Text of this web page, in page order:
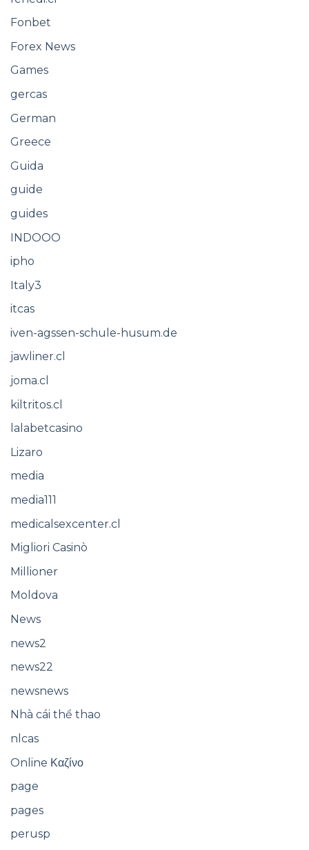
Fonbet
Forex News
Games
gercas
German
Greece
Guida
guide
guides
INDOOO
ipho
Italy3
itcas
iven-agssen-schule-husum.de
jawliner.cl
joma.cl
kiltritos.cl
lalabetcasino
Lizaro
media
media111
medicalsexcenter.cl
Migliori Casinò
Millioner
Moldova
News
news2
news22
newsnews
Nhà cái thể thao
nlcas
Online Καζίνο
page
pages
perusp